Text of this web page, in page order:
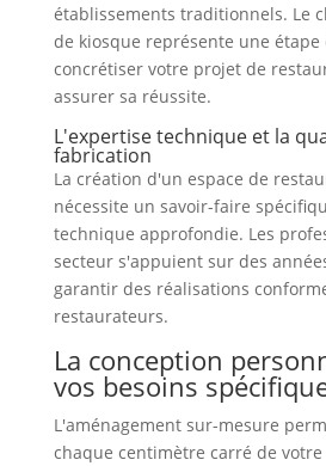
établissements traditionnels. Le
de kiosque représente une
concrétiser votre projet de
assurer sa réussite.
L'expertise technique et la
fabrication
La création d'un espace de
nécessite un savoir-faire
technique approfondie. Les
secteur s'appuient sur des
garantir des réalisations
restaurateurs.
La conception
vos besoins
L'aménagement sur-mesure
chaque centimètre carré de